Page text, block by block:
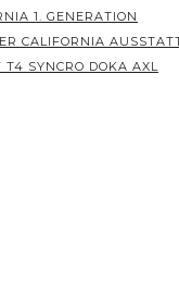
1. GENERATION
CALIFORNIA
SYNCRO DOKA AXL